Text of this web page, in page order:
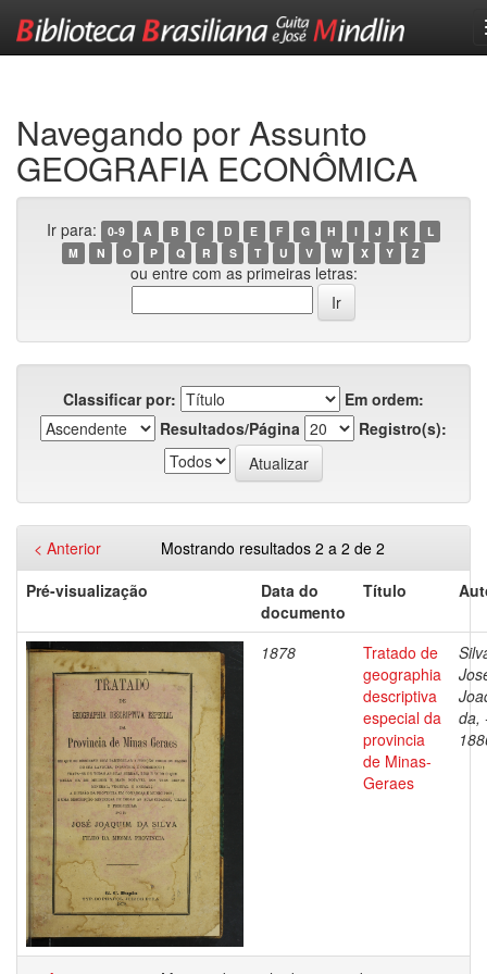
Navegando por Assunto
GEOGRAFIA ECONÔMICA
Ir para: 0-9 A B C D E F G H I J K
L
M
N O P Q R S T U V W X Y Z
ou entre com as primeiras letras:
Classificar por:
Em ordem:
Resultados/Página
Registro(s):
Mostrando resultados 2 a 2 de 2
< Anterior
Pré-visualização
Data do
documento
Título
1878
Tratado de
geographia
descriptiva
especial da
provincia
de Minas-
Geraes
da,